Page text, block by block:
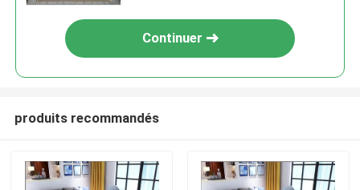
Continuer
produits recommandés